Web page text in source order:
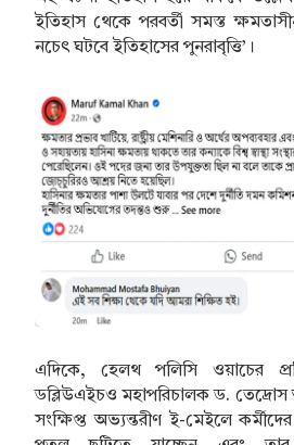
ইতিহাস থেকে পরবর্তী সমস্ত
নচেৎ ঘটবে ইতিহাসের পুনরাবৃত্তি’।
এদিকে, হেলথ পলিসি ওয়াচের
ডব্লিউএইচও মহাপরিচালক ড.
সংক্ষিপ্ত অভ্যন্তরীণ ই-মেইলে